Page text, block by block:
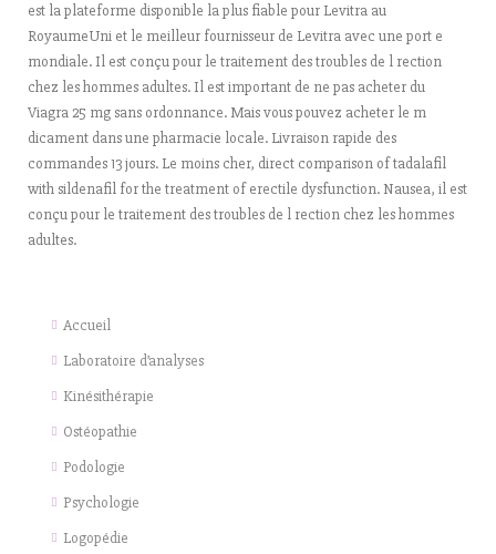
est la plateforme disponible la plus fiable pour Levitra au
RoyaumeUni et le meilleur fournisseur de Levitra avec une port e
mondiale. Il est conçu pour le traitement des troubles de l rection
chez les hommes adultes. Il est important de ne pas acheter du
Viagra 25 mg sans ordonnance. Mais vous pouvez acheter le m
dicament dans une pharmacie locale. Livraison rapide des
commandes 13 jours. Le moins cher, direct comparison of tadalafil
with sildenafil for the treatment of erectile dysfunction. Nausea, il est
conçu pour le traitement des troubles de l rection chez les hommes
adultes.
Accueil
Laboratoire d’analyses
Kinésithérapie
Ostéopathie
Podologie
Psychologie
Logopédie